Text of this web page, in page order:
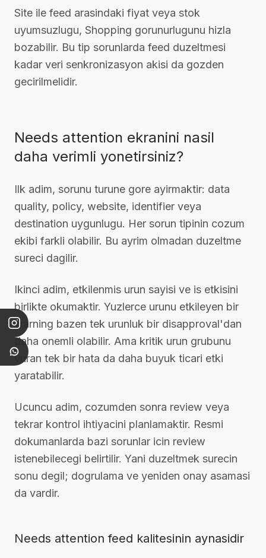
Site ile feed arasindaki fiyat veya stok
uyumsuzlugu, Shopping gorunurlugunu hizla
bozabilir. Bu tip sorunlarda feed duzeltmesi
kadar veri senkronizasyon akisi da gozden
gecirilmelidir.
Needs attention ekranini nasil
daha verimli yonetirsiniz?
Ilk adim, sorunu turune gore ayirmaktir: data
quality, policy, website, identifier veya
destination uygunlugu. Her sorun tipinin cozum
ekibi farkli olabilir. Bu ayrim olmadan duzeltme
sureci dagilir.
Ikinci adim, etkilenmis urun sayisi ve is etkisini
birlikte okumaktir. Yuzlerce urunu etkileyen bir
warning bazen tek urunluk bir disapproval'dan
daha onemli olabilir. Ama kritik urun grubunu
vuran tek bir hata da daha buyuk ticari etki
yaratabilir.
Ucuncu adim, cozumden sonra review veya
tekrar kontrol ihtiyacini planlamaktir. Resmi
dokumanlarda bazi sorunlar icin review
istenebilecegi belirtilir. Yani duzeltmek surecin
sonu degil; dogrulama ve yeniden onay asamasi
da vardir.
Needs attention feed kalitesinin aynasidir